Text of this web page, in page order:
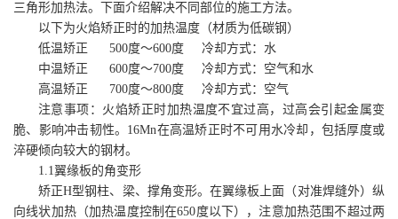
三角形加热法。下面介绍解决不同部位的施工方法。
以下为火焰矫正时的加热温度（材质为低碳钢）
低温矫正 500度～600度 冷却方式：水
中温矫正 600度～700度 冷却方式：空气和水
高温矫正 700度～800度 冷却方式：空气
注意事项：火焰矫正时加热温度不宜过高，过高会引起金属变
脆、影响冲击韧性。 16Mn在高温矫正时不可用水冷却，包括厚度或
淬硬倾向较大的钢材。
1.1翼缘板的角变形
矫正H型钢柱、梁、撑角变形。在翼缘板上面（对准焊缝外）纵
向线状加热（加热温度控制在650度以下），注意加热范围不超过两